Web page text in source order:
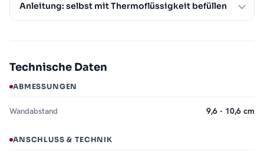
Anleitung: selbst mit Thermoflüssigkeit befüllen
Technische Daten
ABMESSUNGEN
Wandabstand 9,6 - 10,6 cm
ANSCHLUSS & TECHNIK